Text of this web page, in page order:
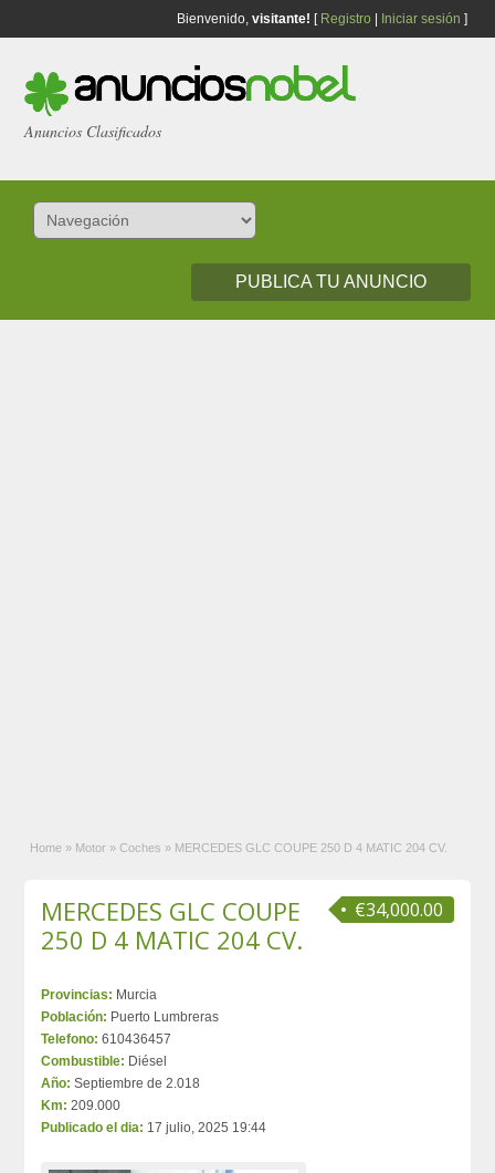
Bienvenido, visitante! [ Registro Iniciar sesión ]
Anuncios Clasificados
PUBLICA TU ANUNCIO
Home » Motor » Coches » MERCEDES GLC COUPE 250 D 4 MATIC 204 CV.
€34,000.00
MERCEDES GLC COUPE
250 D 4 MATIC 204 CV.
Provincias: Murcia
Población: Puerto Lumbreras
Telefono: 610436457
Combustible: Diésel
Año: Septiembre de 2.018
Km: 209.000
Publicado el dia: 17 julio, 2025 19:44